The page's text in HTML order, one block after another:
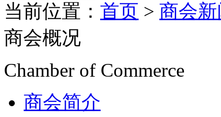
当前位置： 首页 > 商会
商会概况
Chamber of Commerce
商会简介